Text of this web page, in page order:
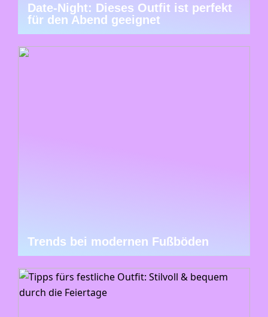
Date-Night: Dieses Outfit ist perfekt
für den Abend geeignet
Trends bei modernen Fußböden